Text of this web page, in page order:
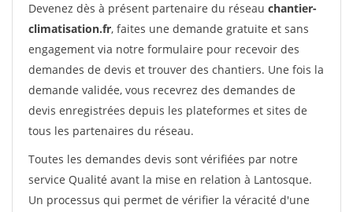
Devenez dès à présent partenaire du réseau chantier-
climatisation.fr, faites une demande gratuite et sans
engagement via notre formulaire pour recevoir des
demandes de devis et trouver des chantiers. Une fois la
demande validée, vous recevrez des demandes de
devis enregistrées depuis les plateformes et sites de
tous les partenaires du réseau.
Toutes les demandes devis sont vérifiées par notre
service Qualité avant la mise en relation à Lantosque.
Un processus qui permet de vérifier la véracité d'une